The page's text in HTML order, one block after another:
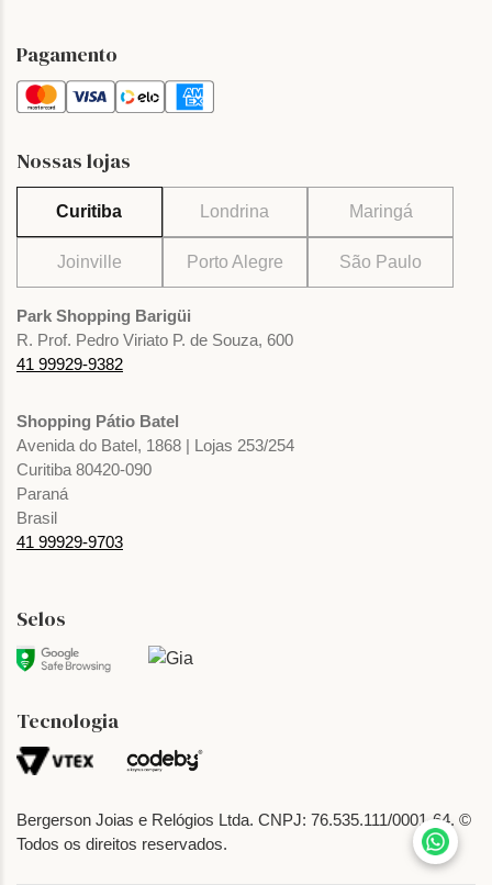
Pagamento
Nossas lojas
Curitiba Londrina Maringá
Joinville Porto Alegre São Paulo
Park Shopping Barigüi
R. Prof. Pedro Viriato P. de Souza, 600
41 99929-9382
Shopping Pátio Batel
Avenida do Batel, 1868 | Lojas 253/254
Curitiba 80420-090
Paraná
Brasil
41 99929-9703
Bergerson Joias e Relógios Ltda. CNPJ: 76.535.111/0001-64. ©
Todos os direitos reservados.
Selos
Tecnologia